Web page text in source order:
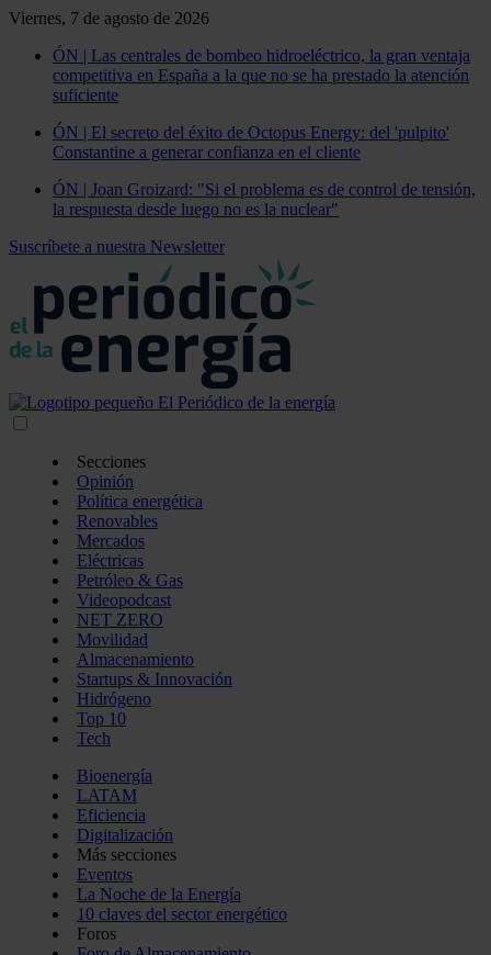
Viernes, 7 de agosto de 2026
ÓN | Las centrales de bombeo hidroeléctrico, la gran ventaja
competitiva en España a la que no se ha prestado la atención
suficiente
ÓN | El secreto del éxito de Octopus Energy: del 'pulpito'
Constantine a generar confianza en el cliente
ÓN | Joan Groizard: "Si el problema es de control de tensión,
la respuesta desde luego no es la nuclear"
Suscríbete a nuestra Newsletter
Secciones
Opinión
Política energética
Renovables
Mercados
Eléctricas
Petróleo & Gas
Videopodcast
NET ZERO
Movilidad
Almacenamiento
Startups & Innovación
Hidrógeno
Top 10
Tech
Bioenergía
LATAM
Eficiencia
Digitalización
Más secciones
Eventos
La Noche de la Energía
10 claves del sector energético
Foros